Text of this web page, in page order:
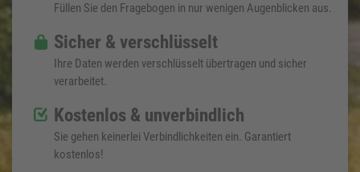
Füllen Sie den Fragebogen in nur wenigen Augenblicken aus.
Sicher & verschlüsselt
Ihre Daten werden verschlüsselt übertragen und sicher
verarbeitet.
Kostenlos & unverbindlich
Sie gehen keinerlei Verbindlichkeiten ein. Garantiert
kostenlos!